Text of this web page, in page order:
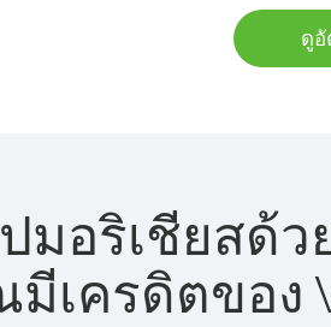
ดูอั
มอริเชียสด้ว
เครดิตของ